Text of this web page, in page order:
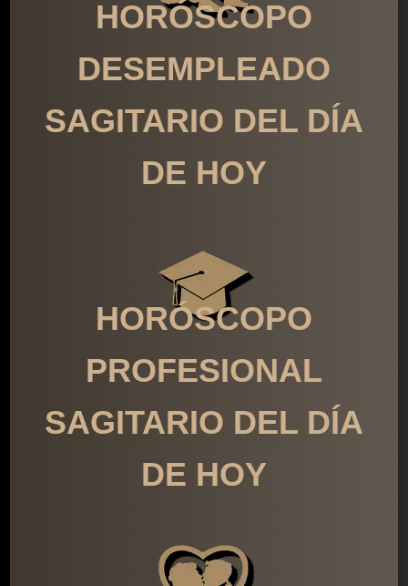
HORÓSCOPO
DESEMPLEADO
SAGITARIO DEL DÍA
DE HOY
HORÓSCOPO
PROFESIONAL
SAGITARIO DEL DÍA
DE HOY